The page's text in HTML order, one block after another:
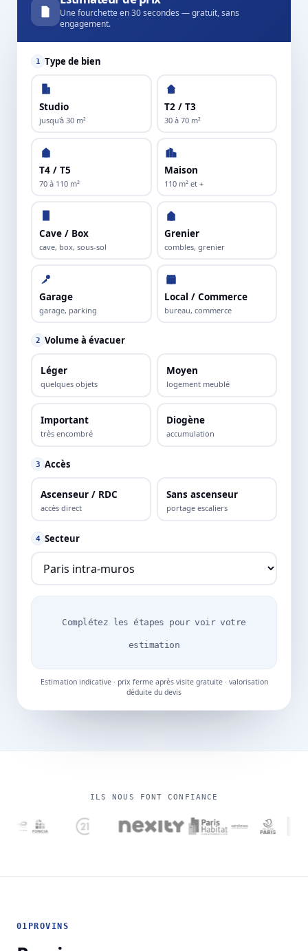
Une fourchette en 30 secondes — gratuit, sans
engagement.
1 Type de bien
Studio
jusqu'à 30 m²
T2 / T3
30 à 70 m²
T4 / T5
70 à 110 m²
Maison
110 m² et +
Cave / Box
cave, box, sous-sol
Grenier
combles, grenier
Garage
garage, parking
Local / Commerce
bureau, commerce
2 Volume à évacuer
Léger
quelques objets
Moyen
logement meublé
Important
très encombré
Diogène
accumulation
3 Accès
Ascenseur / RDC
accès direct
Sans ascenseur
portage escaliers
4 Secteur
Complétez les étapes pour voir votre
estimation
Estimation indicative · prix ferme après visite gratuite · valorisation
déduite du devis
ILS NOUS FONT CONFIANCE
01 PROVINS